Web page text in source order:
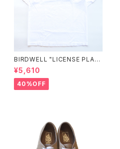
BIRDWELL "LICENSE PLAT
E TEE"
¥5,610
40%OFF